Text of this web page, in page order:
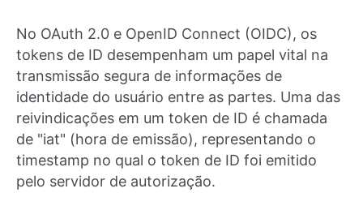
No OAuth 2.0 e OpenID Connect (OIDC), os
tokens de ID desempenham um papel vital na
transmissão segura de informações de
identidade do usuário entre as partes. Uma das
reivindicações em um token de ID é chamada
de "iat" (hora de emissão), representando o
timestamp no qual o token de ID foi emitido
pelo servidor de autorização.